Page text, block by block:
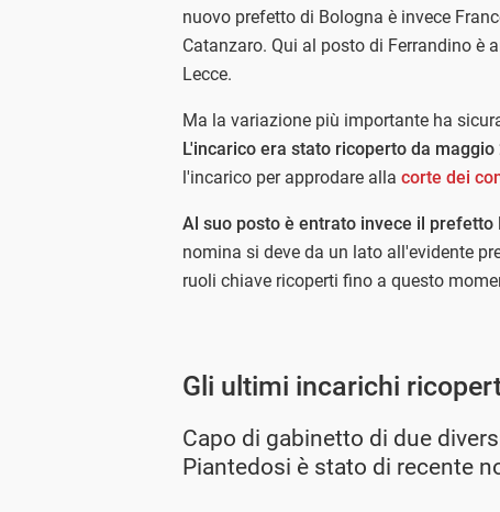
nuovo prefetto di Bologna è invece
Catanzaro. Qui al posto di Ferrandino è
Lecce.
Ma la variazione più importante ha
L'incarico era stato ricoperto da
l'incarico per approdare alla corte dei
Al suo posto è entrato invece il prefetto
nomina si deve da un lato all'evidente
ruoli chiave ricoperti fino a questo
Gli ultimi incarichi
Capo di gabinetto di due
Piantedosi è stato di recente